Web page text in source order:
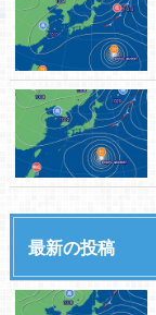
最新の投稿